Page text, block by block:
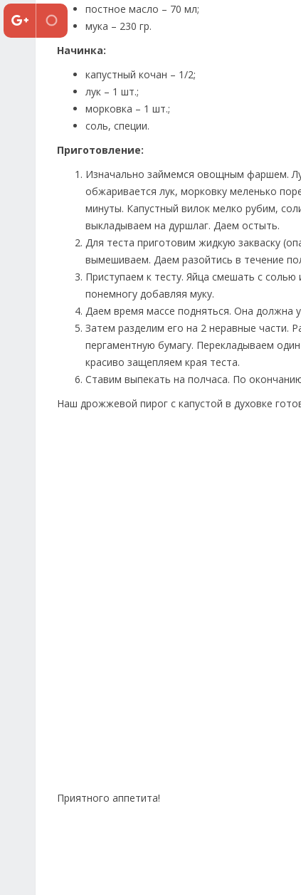
постное масло – 70 мл;
мука – 230 гр.
Начинка:
капустный кочан – 1/2;
лук – 1 шт.;
морковка – 1 шт.;
соль, специи.
Приготовление:
Изначально займемся овощным фаршем.
обжаривается лук, морковку меленько
минуты. Капустный вилок мелко рубим,
выкладываем на дуршлаг. Даем остыть.
Для теста приготовим жидкую закваску
вымешиваем. Даем разойтись в течение
Приступаем к тесту. Яйца смешать с
понемногу добавляя муку.
Даем время массе подняться. Она должна
Затем разделим его на 2 неравные части.
пергаментную бумагу. Перекладываем
красиво защепляем края теста.
Ставим выпекать на полчаса. По
Наш дрожжевой пирог с капустой в духовке
Приятного аппетита!